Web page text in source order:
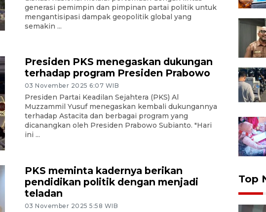
generasi pemimpin dan pimpinan partai politik untuk
mengantisipasi dampak geopolitik global yang
semakin ...
Presiden PKS menegaskan dukungan
terhadap program Presiden Prabowo
03 November 2025 6:07 WIB
Presiden Partai Keadilan Sejahtera (PKS) Al
Muzzammil Yusuf menegaskan kembali dukungannya
terhadap Astacita dan berbagai program yang
dicanangkan oleh Presiden Prabowo Subianto. "Hari
ini ...
PKS meminta kadernya berikan
pendidikan politik dengan menjadi
teladan
03 November 2025 5:58 WIB
Top